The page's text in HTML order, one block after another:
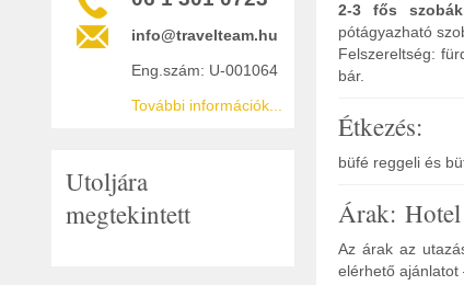
info@travelteam.hu
Eng.szám: U-001064
További információk...
Utoljára
megtekintett
2-3 fős
pótágyazható
Felszereltség:
bár.
Étkezés:
büfé reggeli és
Árak:
Az árak az
elérhető ajánlatot